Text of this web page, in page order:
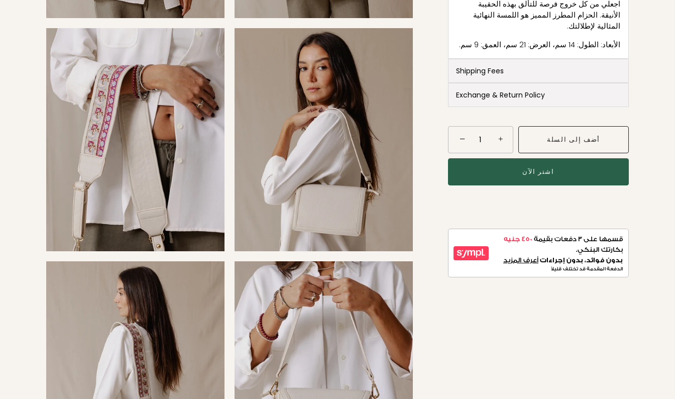
اجعلي من كل خروج فرصة للتألق بهذه الحقيبة
الأنيقة. الحزام المطرز المميز هو اللمسة النهائية
المثالية لإطلالتك.
الأبعاد: الطول: 14 سم، العرض: 21 سم، العمق: 9 سم.
Shipping Fees
Exchange & Return Policy
− + أضف إلى السلة
اشتر الآن